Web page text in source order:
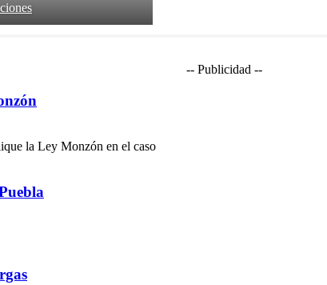
la Ley Monzón en el caso
-- Publicidad --